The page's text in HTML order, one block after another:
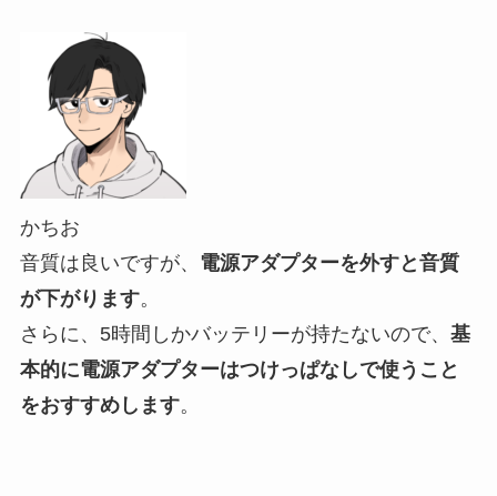
かちお
音質は良いですが、 電源アダプターを外すと音質
が下がります。
さらに、5時間しかバッテリーが持たないので、 基
本的に電源アダプターはつけっぱなしで使うこと
をおすすめします。